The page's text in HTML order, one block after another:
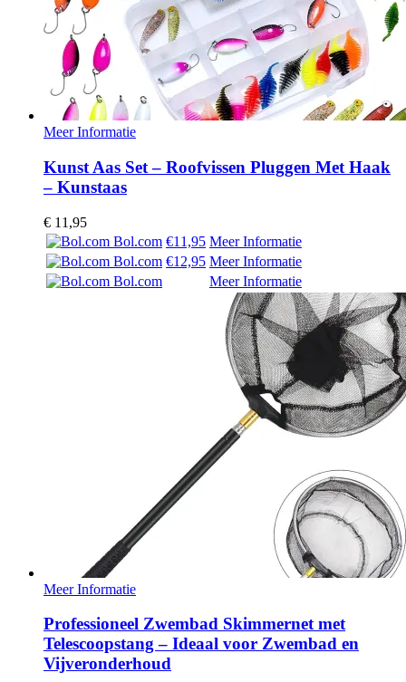
Meer Informatie
Kunst Aas Set – Roofvissen Pluggen Met Haak
– Kunstaas
€ 11,95
Bol.com €11,95 Meer Informatie
Bol.com €12,95 Meer Informatie
Bol.com
Meer Informatie
Meer Informatie
Professioneel Zwembad Skimmernet met
Telescoopstang – Ideaal voor Zwembad en
Vijveronderhoud